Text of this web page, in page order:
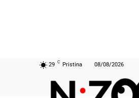
29 C Pristina 08/08/2026